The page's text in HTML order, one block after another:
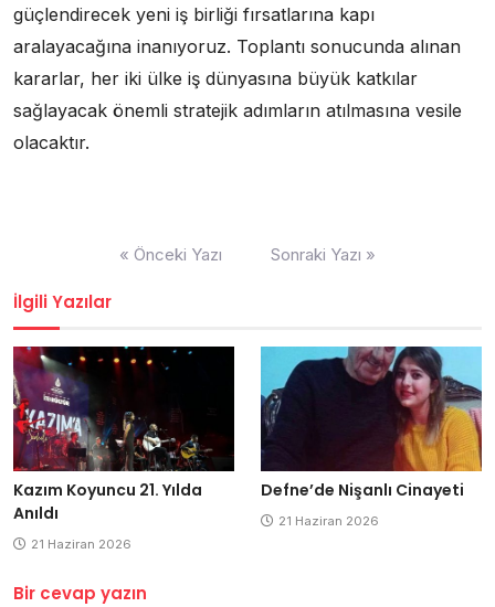
güçlendirecek yeni iş birliği fırsatlarına kapı
aralayacağına inanıyoruz. Toplantı sonucunda alınan
kararlar, her iki ülke iş dünyasına büyük katkılar
sağlayacak önemli stratejik adımların atılmasına vesile
olacaktır.
« Önceki Yazı Sonraki Yazı »
İlgili Yazılar
Kazım Koyuncu 21. Yılda
Anıldı
21 Haziran 2026
Defne’de Nişanlı Cinayeti
21 Haziran 2026
Bir cevap yazın